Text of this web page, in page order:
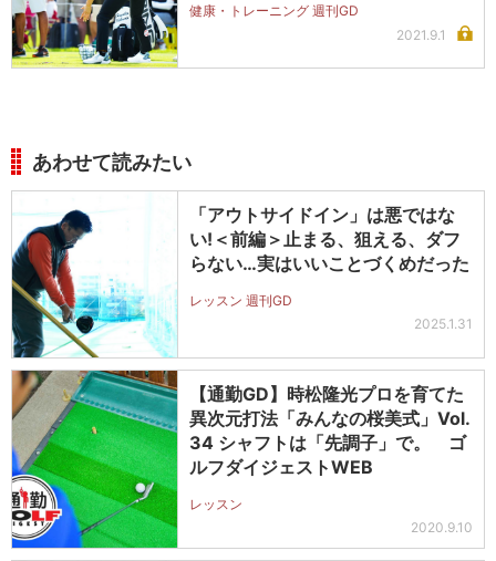
健康・トレーニング 週刊GD
2021.9.1
あわせて読みたい
「アウトサイドイン」は悪ではな
い!＜前編＞止まる、狙える、ダフ
らない…実はいいことづくめだった
レッスン 週刊GD
2025.1.31
【通勤GD】時松隆光プロを育てた
異次元打法「みんなの桜美式」Vol.
34 シャフトは「先調子」で。 ゴ
ルフダイジェストWEB
レッスン
2020.9.10